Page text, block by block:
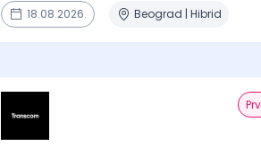
18.08.2026. Beograd | Hibrid